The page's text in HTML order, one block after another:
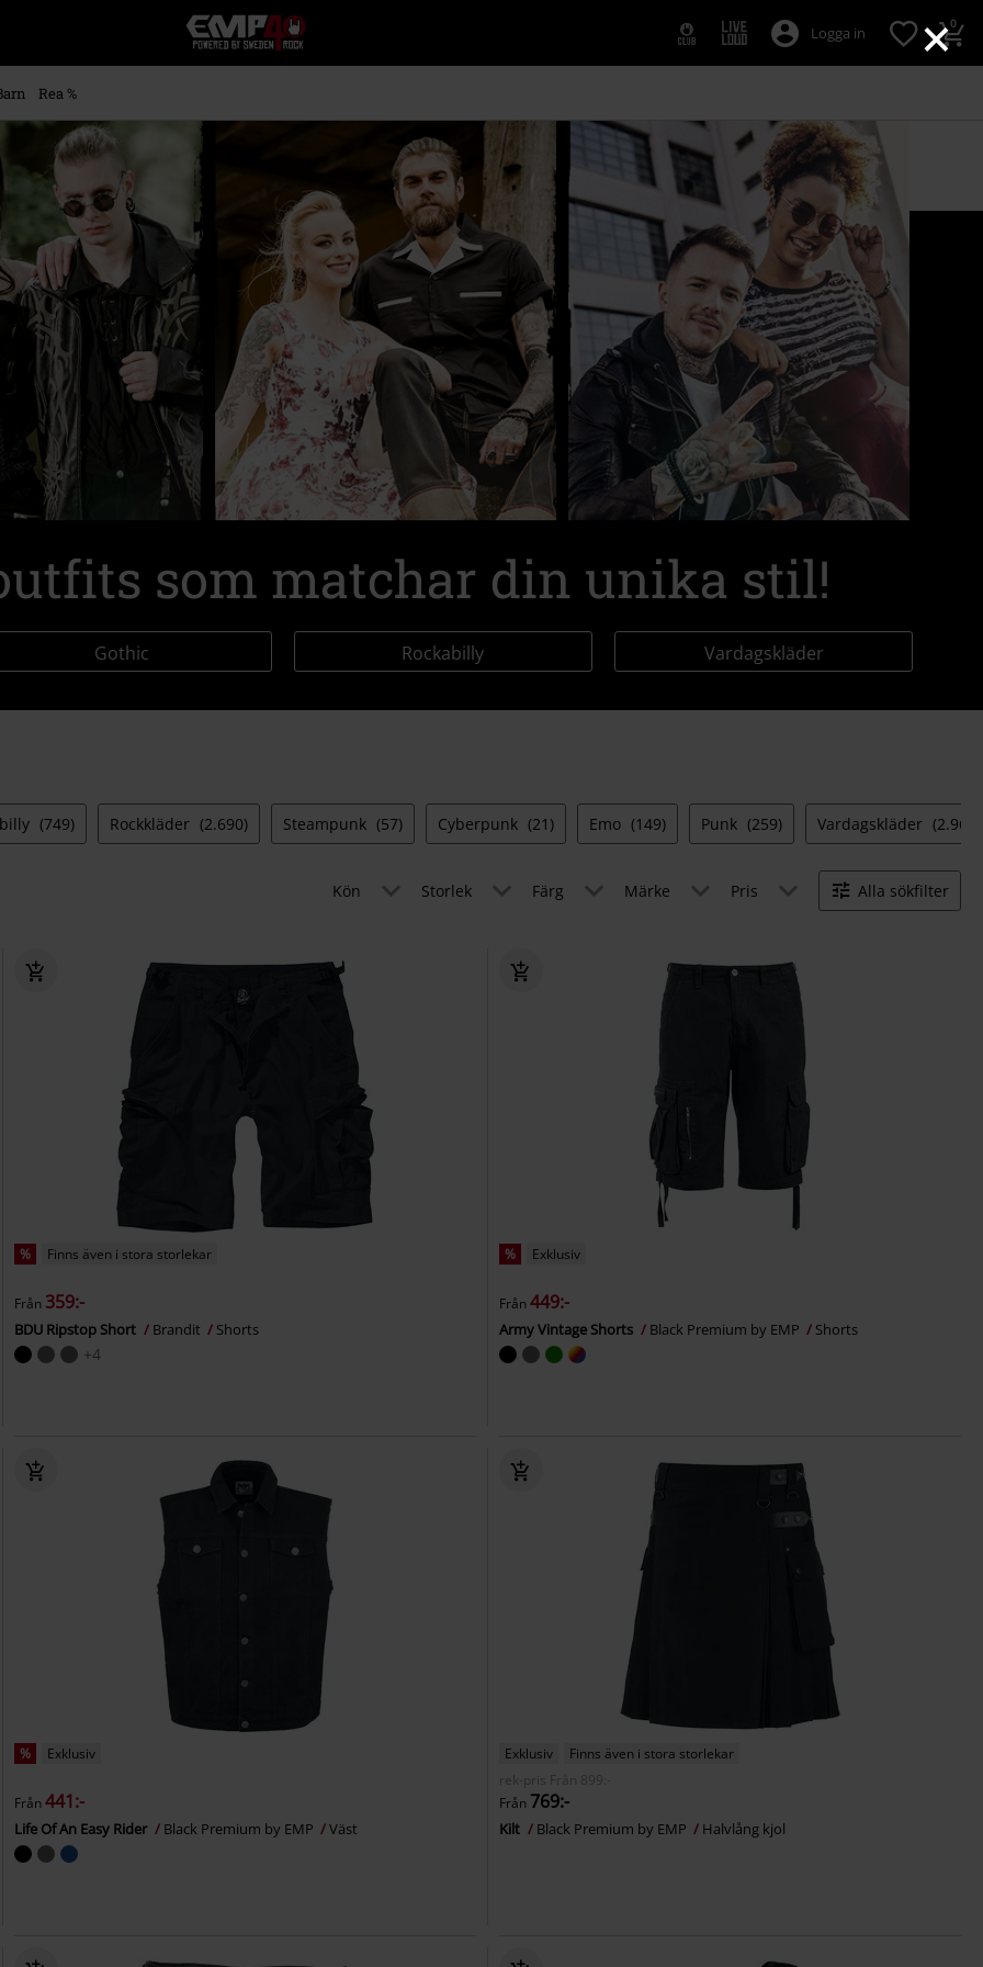
×
EMP
-
Musik,
Alternativt
Mode
Logga in 0
Rea %
som matchar din unika stil!
Gothic Rockabilly Vardagskläder
(749) Rockkläder (2.690) Steampunk (57) Cyberpunk (21) Emo (149) Punk (259) Vardagskläder (2.962)
Kön Storlek Färg Märke Pris Alla sökfilter
% Finns även i stora storlekar
Från 359:-
BDU Ripstop Short Brandit Shorts
+4
% Exklusiv
Från449:-
Army Vintage Shorts Black Premium by EMP Shorts
% Exklusiv
Från441:-
Life Of An Easy Rider Black Premium by EMP Väst
Exklusiv
Finns även i stora storlekar
rek-pris
Från 899:-
Från 769:-
Kilt Black Premium by EMP Halvlång kjol